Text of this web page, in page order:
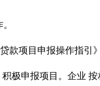
项目申报操作指引
极申报项目。企业